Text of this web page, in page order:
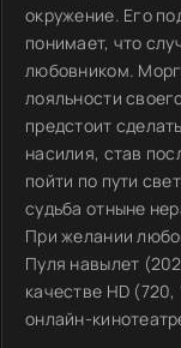
окружение. Его
понимает, что
любовником.
лояльности
предстоит
насилия, став
пойти по пути
судьба отныне
При желании
Пуля навылет
качестве HD
онлайн-